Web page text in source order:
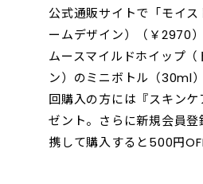
公式通販サイトで「モイス
ームデザイン）（￥2970
ムースマイルドホイップ（
ン）のミニボトル（30ml
回購入の方には『スキン
ゼント。さらに新規会員登
携して購入すると500円